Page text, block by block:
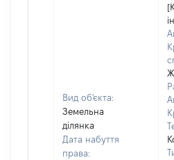
Вид об'єкта:
Земельна
ділянка
Дата набуття
права: